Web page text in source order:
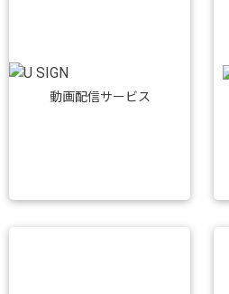
動画配信サービス